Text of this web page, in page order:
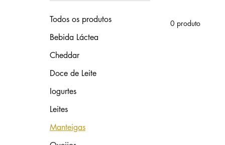
Todos os produtos
Bebida Láctea
Cheddar
Doce de Leite
Iogurtes
Leites
Manteigas
0 produto